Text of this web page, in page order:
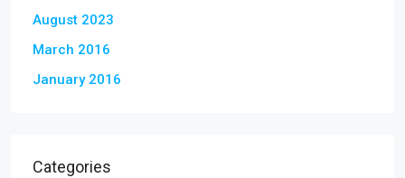
August 2023
March 2016
January 2016
Categories